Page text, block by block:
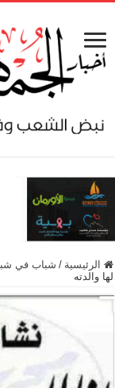
الرئيسية / شباب في
لها والدته